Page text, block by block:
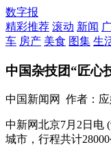
数字报
精彩推荐 滚动 新闻
车 房产 美食 图集 生
中国杂技团“匠心
中国新闻网 作者：
中新网北京7月2日电
城市，行程共计